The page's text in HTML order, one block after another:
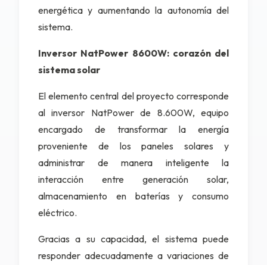
energética y aumentando la autonomía del
sistema.
Inversor NatPower 8600W: corazón del
sistema solar
El elemento central del proyecto corresponde
al inversor NatPower de 8.600W, equipo
encargado de transformar la energía
proveniente de los paneles solares y
administrar de manera inteligente la
interacción entre generación solar,
almacenamiento en baterías y consumo
eléctrico.
Gracias a su capacidad, el sistema puede
responder adecuadamente a variaciones de